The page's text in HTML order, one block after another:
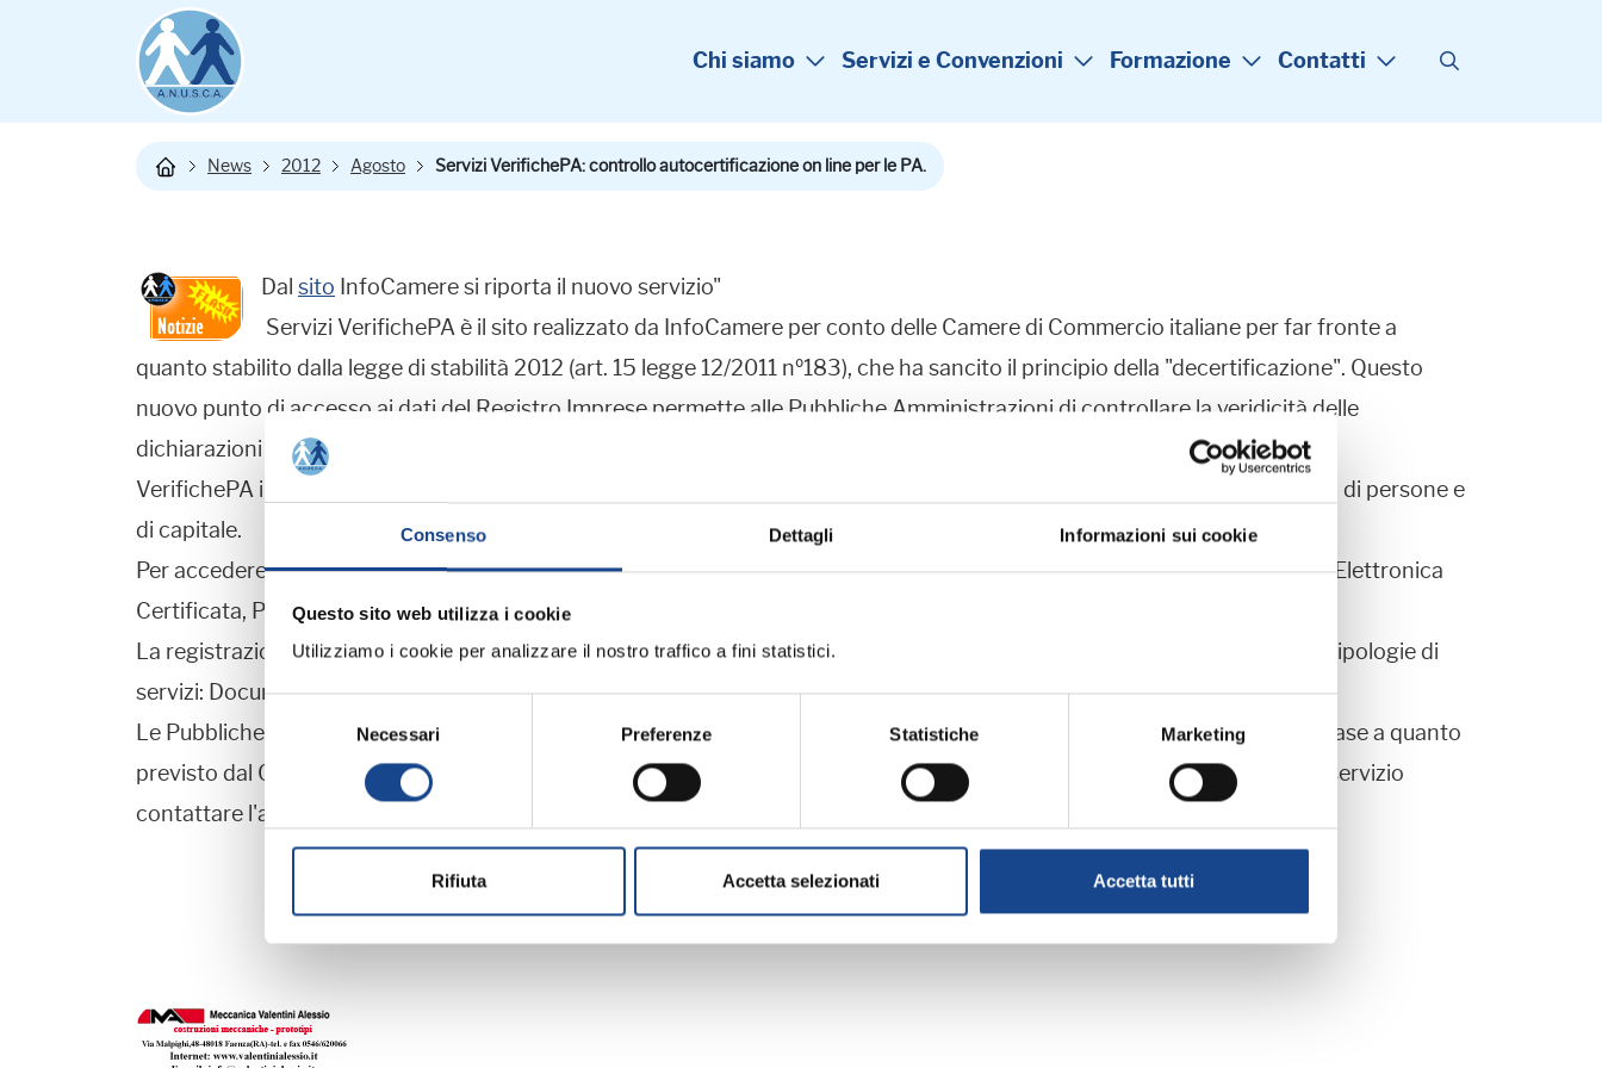
Consenso Dettagli Informazioni sui cookie
Questo sito web utilizza i cookie
Utilizziamo i cookie per analizzare il nostro traffico a fini statistici.
Selezione
del
consenso
Necessari Preferenze Statistiche Marketing
Rifiuta Accetta selezionati Accetta tutti
Chi siamo Servizi e Convenzioni Formazione Contatti
News 2012 Agosto Servizi VerifichePA: controllo autocertificazione on line per le PA.
Dal sito InfoCamere si riporta il nuovo servizio"
Servizi VerifichePA è il sito realizzato da InfoCamere per conto delle Camere di Commercio italiane per far fronte a
quanto stabilito dalla legge di stabilità 2012 (art. 15 legge 12/2011 nº183), che ha sancito il principio della "decertificazione". Questo
nuovo punto di accesso ai dati del Registro Imprese permette alle Pubbliche Amministrazioni di controllare la veridicità delle
dichiarazioni sostitutive ricevute da imprese e persone relativamente ai dati contenuti nel Registro.
VerifichePA inoltre risponde a quanto previsto dal CAD all'articolo 6 co. 1-bis fornendo elenchi di caselle PEC delle società di persone e
di capitale.
Per accedere al sito occorre registrarsi fornendo gli estremi della propria Pubblica Amministrazione (il codice IPA e Posta Elettronica
Certificata, Pec).
La registrazione al portale VerifichePA e la sottoscrizione di apposite convenzioni con InfoCamere danno accesso a due tipologie di
servizi: Documento di Verifica Autocertificazione Impresa ed Elenchi PEC
Le Pubbliche Amministrazioni che vorranno accedere ai dati delle Camere di Commercio in cooperazione applicativa, in base a quanto
previsto dal CAD, dovranno sottoscrivere con InfoCamere una diversa Convenzione. Per ulteriori informazioni su questo servizio
contattare l'assistenza al numero 06/64892900."